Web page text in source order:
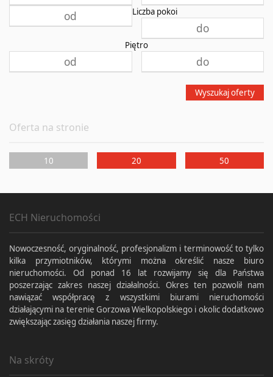
Liczba pokoi
Piętro
Wyszukaj oferty
Oferta na stronie
10 20 50
ECH Nieruchomości
Nowoczesność, oryginalność, profesjonalizm i terminowość to tylko
kilka przymiotników, którymi można określić nasze biuro
nieruchomości. Od ponad 16 lat rozwijamy się dla Państwa
poszerzając zakres naszej działalności. Okres ten pozwolił nam
nawiązać współpracę z wszystkimi biurami nieruchomości
działającymi na terenie Gorzowa Wielkopolskiego i okolic dodatkowo
zwiększając zasięg działania naszej firmy.
Na skróty